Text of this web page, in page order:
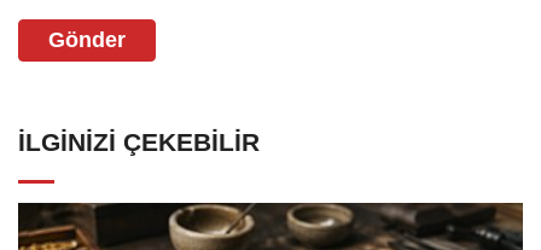
Gönder
İLGINIZI ÇEKEBILIR